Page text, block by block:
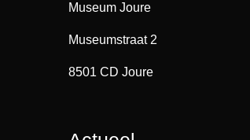
Museum Joure
Museumstraat 2
8501 CD Joure